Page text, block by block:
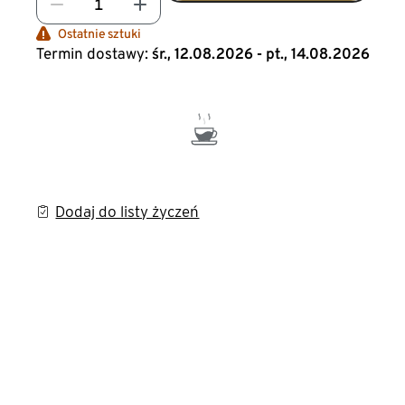
Ostatnie sztuki
Termin dostawy: śr., 12.08.2026 - pt., 14.08.2026
Dodaj do listy życzeń